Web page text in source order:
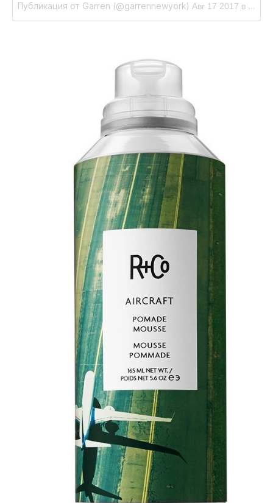
Публикация от Garren (@garrennewyork) Авг 17 2017 в 7:32 PDT